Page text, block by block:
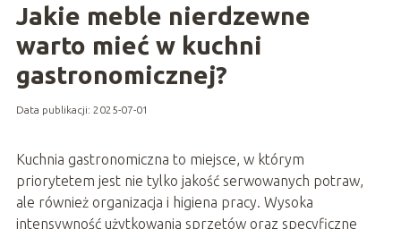
Jakie meble nierdzewne
warto mieć w kuchni
gastronomicznej?
Data publikacji: 2025-07-01
Kuchnia gastronomiczna to miejsce, w którym
priorytetem jest nie tylko jakość serwowanych potraw,
ale również organizacja i higiena pracy. Wysoka
intensywność użytkowania sprzętów oraz specyficzne